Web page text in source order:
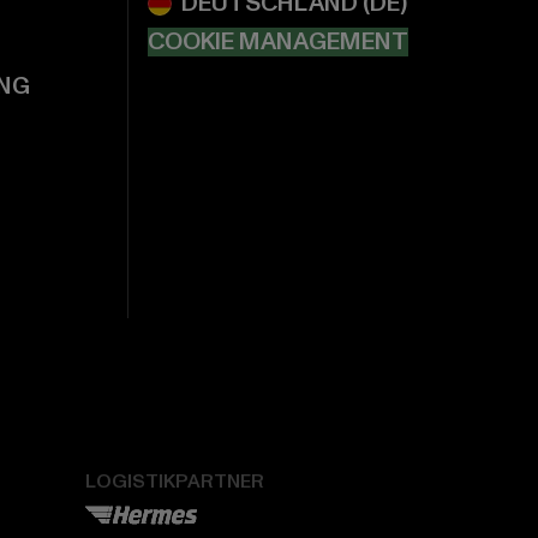
COOKIE MANAGEMENT
LOGISTIKPARTNER